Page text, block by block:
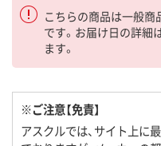
こちらの商品は一般
です。お届け日の詳細
ます。
※ご注意【免責】
アスクルでは、サイト上に